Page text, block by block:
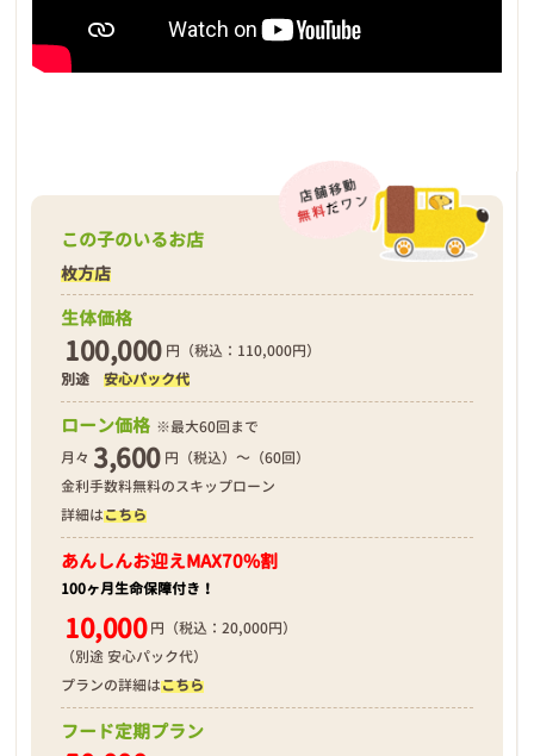
この子のいるお店
枚方店
生体価格
100,000 円（税込：110,000円）
別途安心パック代
ローン価格 ※最大60回まで
月々 3,600 円（税込）～（60回）
金利手数料無料のスキップローン
詳細はこちら
あんしんお迎えMAX70%割
100ヶ月生命保障付き！
10,000 円（税込：20,000円）
（別途 安心パック代）
プランの詳細はこちら
フード定期プラン